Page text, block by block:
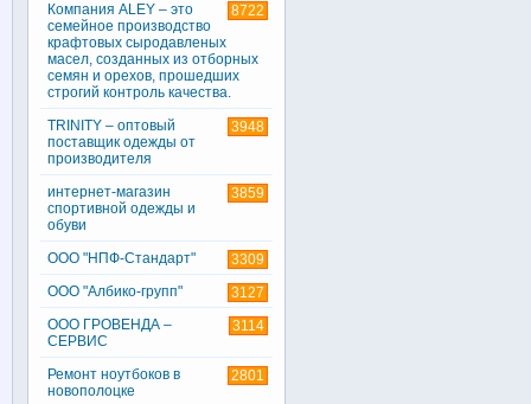
8722
Компания ALEY – это
семейное производство
крафтовых сыродавленых
масел, созданных из отборных
семян и орехов, прошедших
строгий контроль качества.
3948
TRINITY – оптовый
поставщик одежды от
производителя
3859
интернет-магазин
спортивной одежды и
обуви
3309
ООО "НПФ-Стандарт"
3127
ООО "Албико-групп"
3114
ООО ГРОВЕНДА –
СЕРВИС
2801
Ремонт ноутбоков в
новополоцке